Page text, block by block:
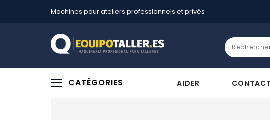
Machines pour ateliers professionnels et privés
CATÉGORIES AIDER CONTACT